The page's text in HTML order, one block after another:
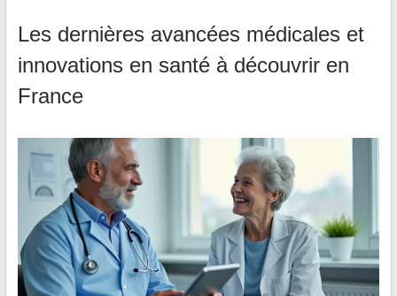
Les dernières avancées médicales et
innovations en santé à découvrir en
France